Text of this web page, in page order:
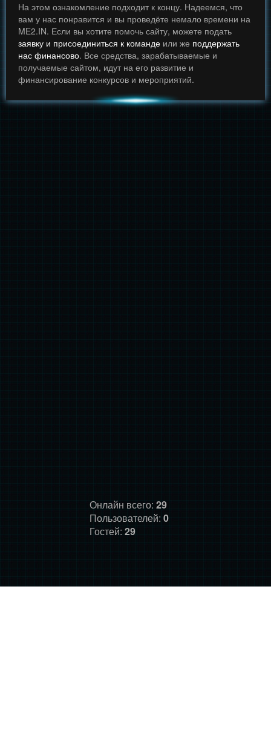
На этом ознакомление подходит к концу. Надеемся, что
вам у нас понравится и вы проведёте немало времени на
ME2.IN. Если вы хотите помочь сайту, можете подать
заявку и присоединиться к команде или же поддержать
нас финансово. Все средства, зарабатываемые и
получаемые сайтом, идут на его развитие и
финансирование конкурсов и мероприятий.
Онлайн всего: 29
Пользователей: 0
Гостей: 29